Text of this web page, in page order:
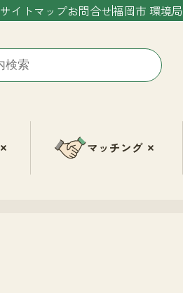
サイトマップお問合せ福岡市 環境局
マッチング